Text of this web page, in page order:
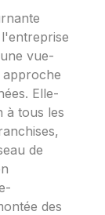
une vue­
approche
Elle­
à tous les
de
des